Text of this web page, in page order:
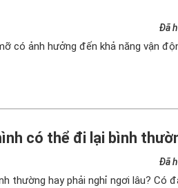
Đã
có ảnh hưởng đến khả năng vận
có thể đi lại bình
Đã
thường hay phải nghỉ ngơi lâu? Có